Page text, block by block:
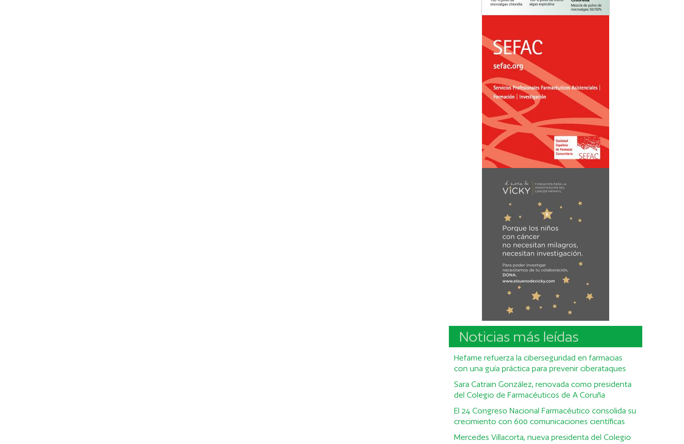
Noticias más leídas
Hefame refuerza la ciberseguridad en farmacias
con una guía práctica para prevenir ciberataques
Sara Catrain González, renovada como presidenta
del Colegio de Farmacéuticos de A Coruña
El 24 Congreso Nacional Farmacéutico consolida su
crecimiento con 600 comunicaciones científicas
Mercedes Villacorta, nueva presidenta del Colegio